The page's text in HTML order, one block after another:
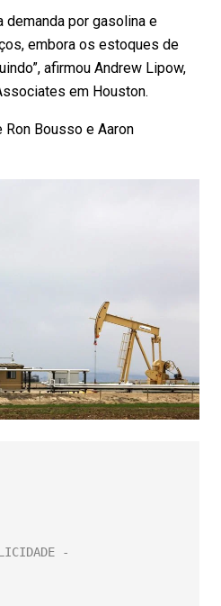
demanda por gasolina e
embora os estoques de
afirmou Andrew Lipow,
em Houston.
Bousso e Aaron